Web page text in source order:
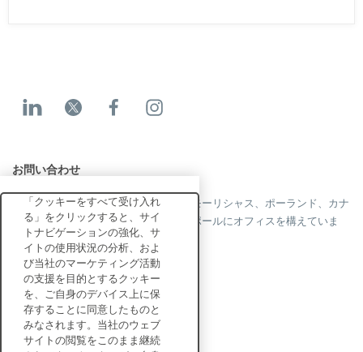
お問い合わせ
当社はフランス、米国、英国、香港、モーリシャス、ポーランド、カナ
ダ、ドイツ、日本、スペイン、シンガポールにオフィスを構えていま
す。
お問い合わせ
「クッキーをすべて受け入れ
る」をクリックすると、サイ
トナビゲーションの強化、サ
イトの使用状況の分析、およ
び当社のマーケティング活動
の支援を目的とするクッキー
を、ご自身のデバイス上に保
存することに同意したものと
みなされます。当社のウェブ
サイトの閲覧をこのまま継続